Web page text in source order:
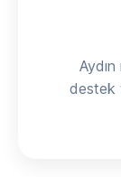
destek